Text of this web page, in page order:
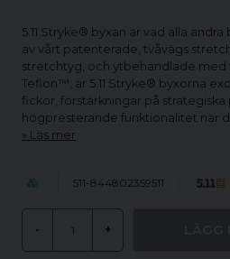
5.11 Stryke® byxan är vad alla
av vårt patenterade, tvåvägs
stretchtyg, och ytbehandlade med
Teflon™, är 5.11 Stryke® byxorna
fickor, förstärkningar på strategiska
högpresterande funktionalitet när
Läs mer
511-844802359511
- +